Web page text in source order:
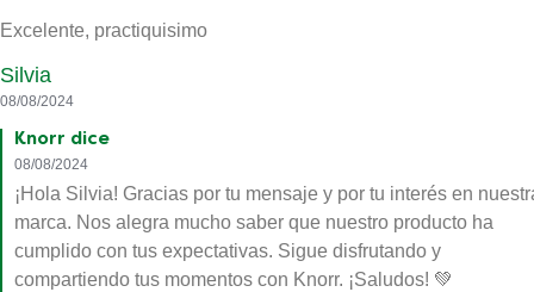
Excelente, practiquisimo
Silvia
08/08/2024
Knorr dice
08/08/2024
¡Hola Silvia! Gracias por tu mensaje y por tu interés en
marca. Nos alegra mucho saber que nuestro producto ha
cumplido con tus expectativas. Sigue disfrutando y
compartiendo tus momentos con Knorr. ¡Saludos! 💚